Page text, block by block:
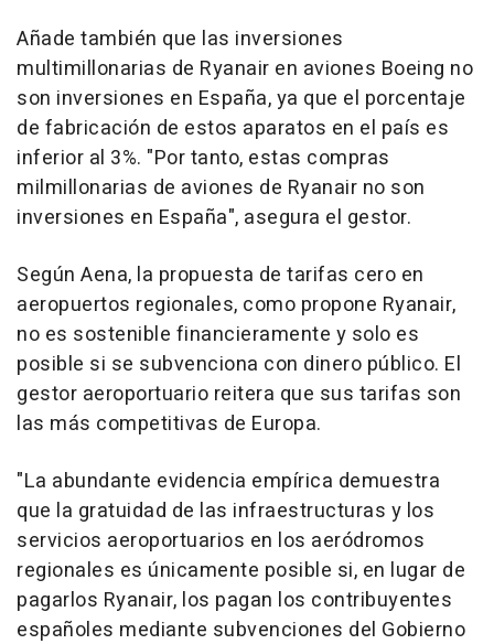
Añade también que las inversiones
multimillonarias de Ryanair en aviones Boeing no
son inversiones en España, ya que el porcentaje
de fabricación de estos aparatos en el país es
inferior al 3%. "Por tanto, estas compras
milmillonarias de aviones de Ryanair no son
inversiones en España", asegura el gestor.
Según Aena, la propuesta de tarifas cero en
aeropuertos regionales, como propone Ryanair,
no es sostenible financieramente y solo es
posible si se subvenciona con dinero público. El
gestor aeroportuario reitera que sus tarifas son
las más competitivas de Europa.
"La abundante evidencia empírica demuestra
que la gratuidad de las infraestructuras y los
servicios aeroportuarios en los aeródromos
regionales es únicamente posible si, en lugar de
pagarlos Ryanair, los pagan los contribuyentes
españoles mediante subvenciones del Gobierno